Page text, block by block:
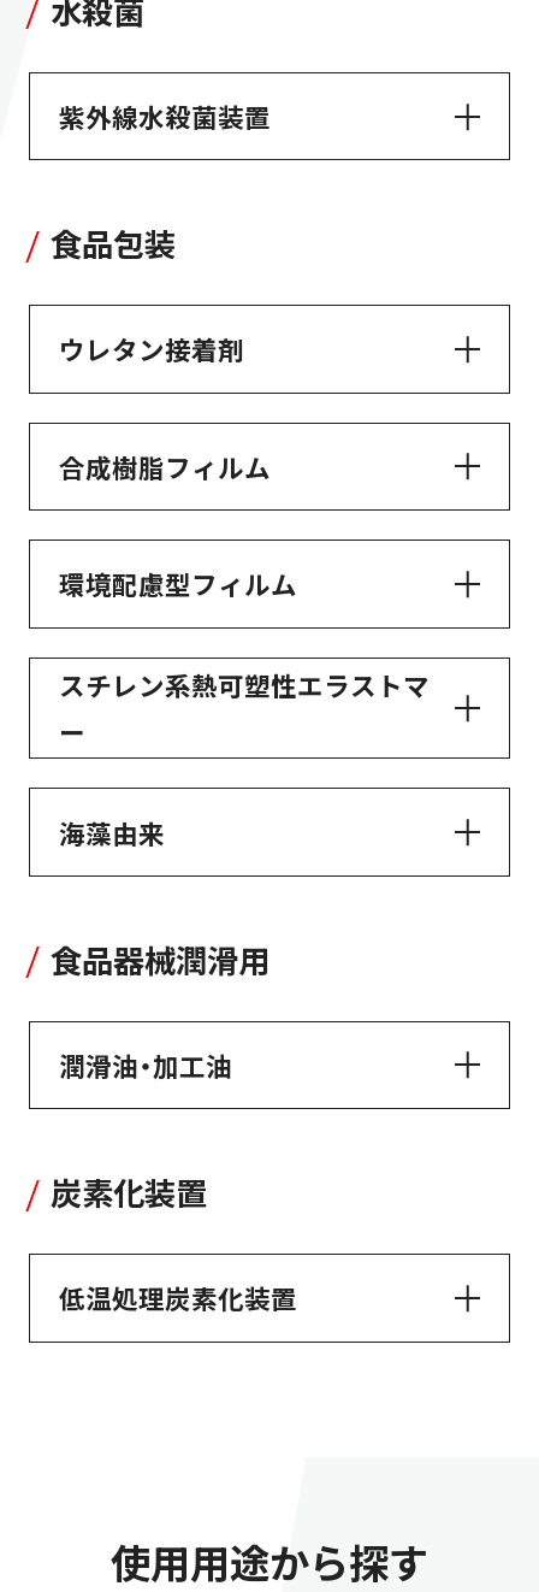
水殺菌
紫外線水殺菌装置
食品包装
ウレタン接着剤
合成樹脂フィルム
環境配慮型フィルム
スチレン系熱可塑性エラストマ
ー
海藻由来
食品器械潤滑用
潤滑油・加工油
炭素化装置
低温処理炭素化装置
使用用途から探す